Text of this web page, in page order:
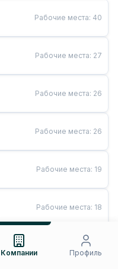
Рабочие места: 40
Рабочие места: 27
Рабочие места: 26
Рабочие места: 26
Рабочие места: 19
Рабочие места: 18
Рабочие места
Компании Профиль